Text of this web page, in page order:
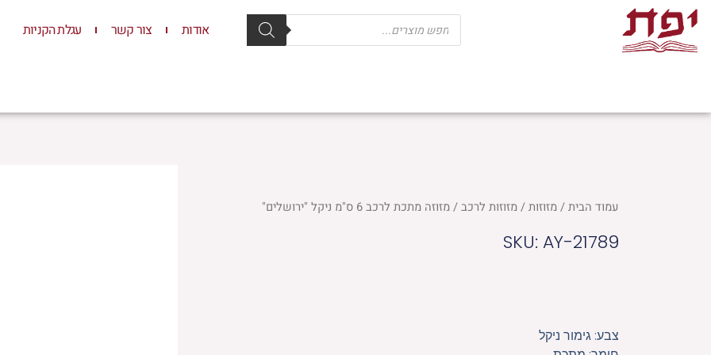
דילוג
לתוכן
Products
search אודות צור קשר עגלת הקניות
עמוד הבית/מזוזות/מזוזות לרכב/ מזוזה מתכת לרכב 6 ס"מ ניקל "ירושלים"
SKU: AY-21789
צבע: גימור ניקל